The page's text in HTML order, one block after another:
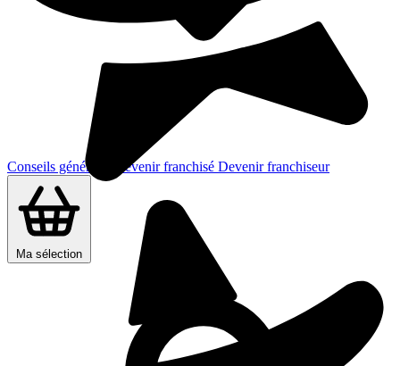
Conseils généraux Devenir franchisé Devenir franchiseur
Ma sélection